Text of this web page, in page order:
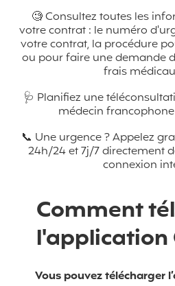
🧐Consultez toutes les
votre contrat : le numéro
votre contrat, la procédure
ou pour faire une demande
frais
🩺 Planifiez une
médecin
📞 Une urgence ? Appelez
24h/24 et 7j/7 directement
connexion
Comment
l'application
Vous pouvez télécharger